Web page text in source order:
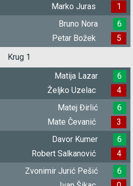
Marko Juras
1
Bruno Nora
6
Petar Božek
5
Krug 1
Matija Lazar
6
Željko Uzelac
4
Matej Đirlić
6
Mate Čevanić
3
Davor Kumer
6
Robert Salkanović
4
Zvonimir Jurić Pešić
6